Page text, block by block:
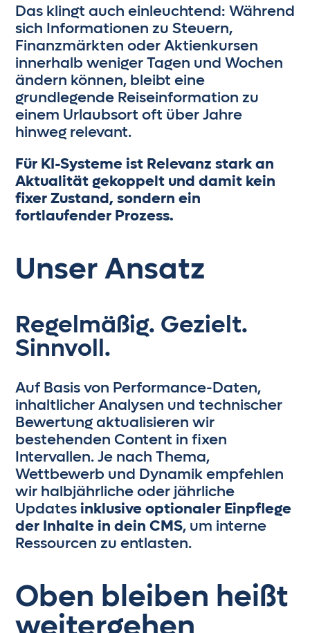
Das klingt auch einleuchtend: Während
sich Informationen zu Steuern,
Finanzmärkten oder Aktienkursen
innerhalb weniger Tagen und Wochen
ändern können, bleibt eine
grundlegende Reiseinformation zu
einem Urlaubsort oft über Jahre
hinweg relevant.
Für KI-Systeme ist Relevanz stark an
Aktualität gekoppelt und damit kein
fixer Zustand, sondern ein
fortlaufender Prozess.
Unser Ansatz
Regelmäßig. Gezielt.
Sinnvoll.
Auf Basis von Performance-Daten,
inhaltlicher Analysen und technischer
Bewertung aktualisieren wir
bestehenden Content in fixen
Intervallen. Je nach Thema,
Wettbewerb und Dynamik empfehlen
wir halbjährliche oder jährliche
Updates inklusive optionaler Einpflege
der Inhalte in dein CMS, um interne
Ressourcen zu entlasten.
Oben bleiben heißt